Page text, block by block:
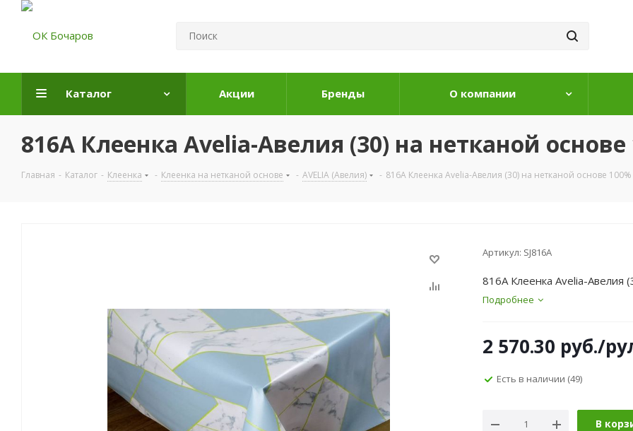
Каталог Акции Бренды О компании
816A Клеенка Avelia-Авелия (30) на нетканой
Главная - Каталог - Клеенка - Клеенка на нетканой основе - AVELIA (Авелия) - 816A Клеенка Avelia-Авелия (30) на нетканой основе
Артикул: SJ816A
816A Клеенка Avelia-Авелия
Подробнее
2 570.30 руб./
Есть в наличии (49)
В